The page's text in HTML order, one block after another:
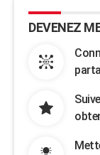
DEVENEZ